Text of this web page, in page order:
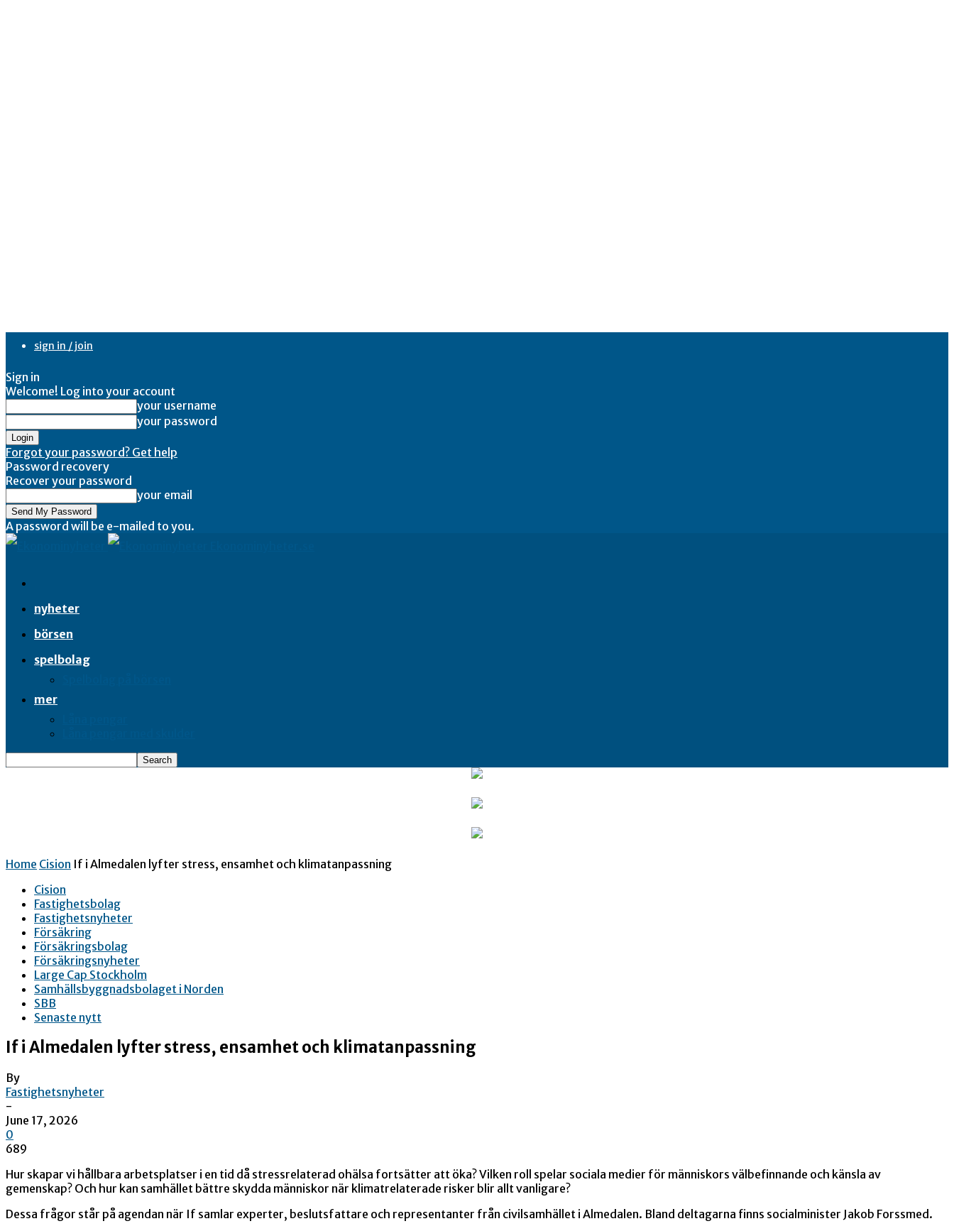
sign in / join
Sign in
Welcome! Log into your account
your username
your password
Forgot your password? Get help
Password recovery
Recover your password
your email
A password will be e-mailed to you.
nyheter
börsen
spelbolag
mer
Home Cision If i Almedalen lyfter stress, ensamhet och klimatanpassning
Cision
Fastighetsbolag
Fastighetsnyheter
Försäkring
Försäkringsbolag
Försäkringsnyheter
Large Cap Stockholm
Samhällsbyggnadsbolaget i Norden
SBB
Senaste nytt
If i Almedalen lyfter stress, ensamhet och klimatanpassning
By
Fastighetsnyheter
-
June 17, 2026
0
689
Hur skapar vi hållbara arbetsplatser i en tid då stressrelaterad ohälsa fortsätter att öka? Vilken roll spelar sociala medier för människors välbefinnande och känsla av
gemenskap? Och hur kan samhället bättre skydda människor när klimatrelaterade risker blir allt vanligare?
Dessa frågor står på agendan när If samlar experter, beslutsfattare och representanter från civilsamhället i Almedalen. Bland deltagarna finns socialminister Jakob Forssmed.